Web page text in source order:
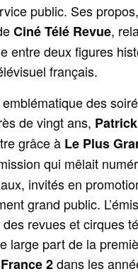
public. Ses
Ciné Télé Revue,
entre deux figures
français.
des
de vingt ans,
grâce à Le Plus
qui mêlait
invités en
grand public.
revues et cirques
large part de la
France 2dans les